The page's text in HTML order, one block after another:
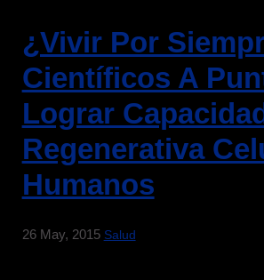
¿Vivir Por
Científicos A
Lograr
Regenerativa
Humanos
26 May, 2015 Salud